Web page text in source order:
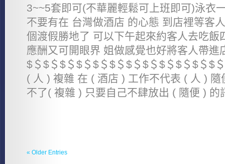
3~~5套即可(不華麗輕鬆可上班即可)泳衣
不要有在 台灣做酒店 的心態 到店裡等客
個渡假勝地了 可以下午起來約客人去吃飯
應酬又可開眼界 姐做感覺也好將客人帶進
$＄$＄$＄$＄$＄$＄$＄$＄$＄$＄$＄$
( 人 ) 複雜 在 ( 酒店 ) 工作不代表 ( 人 )
不了( 複雜 ) 只要自己不肆放出 ( 隨便 ) 的
« Older Entries